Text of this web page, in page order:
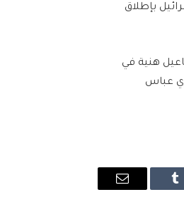
بإطلاق
هنية في
عباس
Tumblr
البريد